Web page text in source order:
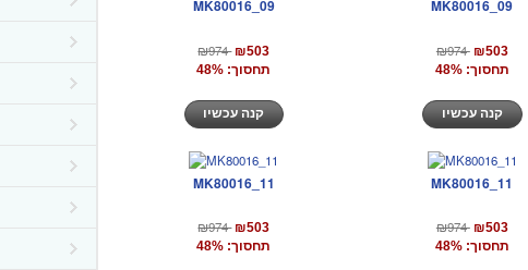
MK80016_09
₪974 ₪503
תחסוך: 48%
MK80016_09
₪974 ₪503
תחסוך: 48%
קנה עכשיו
MK80016_11
₪974 ₪503
תחסוך: 48%
MK80016_11
₪974 ₪503
תחסוך: 48%